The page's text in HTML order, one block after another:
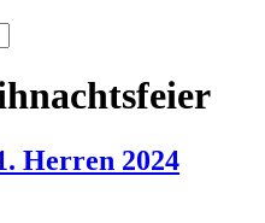
Herren 2024